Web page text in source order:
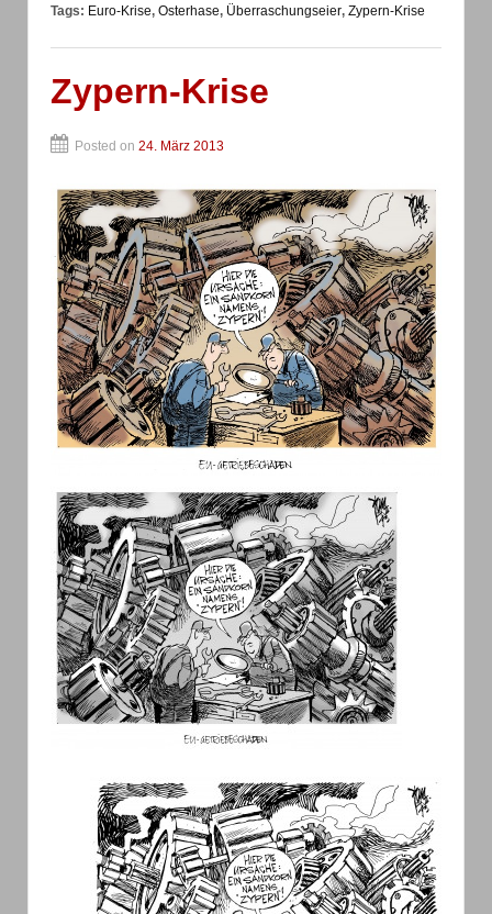
Tags: Euro-Krise, Osterhase, Überraschungseier, Zypern-Krise
Zypern-Krise
Posted on 24. März 2013